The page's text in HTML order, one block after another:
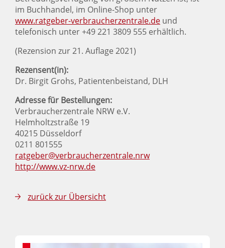
im Buchhandel, im Online-Shop unter
www.ratgeber-verbraucherzentrale.de und
telefonisch unter +49 221 3809 555 erhältlich.
(Rezension zur 21. Auflage 2021)
Rezensent(in):
Dr. Birgit Grohs, Patientenbeistand, DLH
Adresse für Bestellungen:
Verbraucherzentrale NRW e.V.
Helmholtzstraße 19
40215 Düsseldorf
0211 801555
ratgeber@verbraucherzentrale.nrw
http://www.vz-nrw.de
zurück zur Übersicht